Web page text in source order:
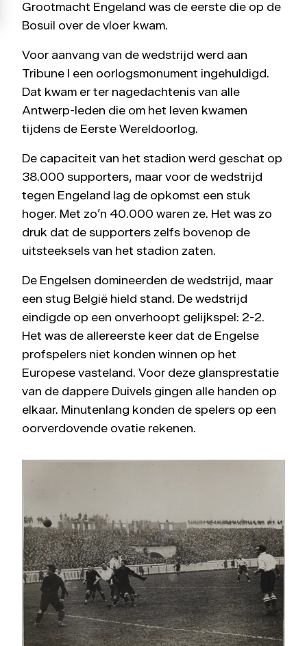
Grootmacht Engeland was de eerste die op de
Bosuil over de vloer kwam.
Voor aanvang van de wedstrijd werd aan
Tribune I een oorlogsmonument ingehuldigd.
Dat kwam er ter nagedachtenis van alle
Antwerp-leden die om het leven kwamen
tijdens de Eerste Wereldoorlog.
De capaciteit van het stadion werd geschat op
38.000 supporters, maar voor de wedstrijd
tegen Engeland lag de opkomst een stuk
hoger. Met zo’n 40.000 waren ze. Het was zo
druk dat de supporters zelfs bovenop de
uitsteeksels van het stadion zaten.
De Engelsen domineerden de wedstrijd, maar
een stug België hield stand. De wedstrijd
eindigde op een onverhoopt gelijkspel: 2-2.
Het was de allereerste keer dat de Engelse
profspelers niet konden winnen op het
Europese vasteland. Voor deze glansprestatie
van de dappere Duivels gingen alle handen op
elkaar. Minutenlang konden de spelers op een
oorverdovende ovatie rekenen.